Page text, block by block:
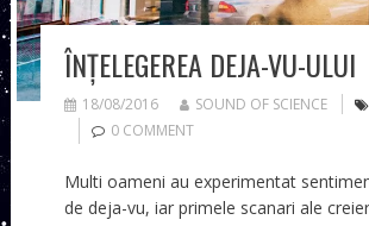
ÎNȚELEGEREA DEJA-VU-ULUI
18/08/2016 SOUND OF SCIENCE
0 COMMENT
Multi oameni au experimentat
de deja-vu, iar primele scanari ale